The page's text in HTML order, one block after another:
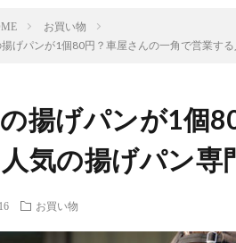
お買い物
げパンが1個80円？車屋さんの一角で営業す
揚げパンが1個
気の揚げパン専
お買い物